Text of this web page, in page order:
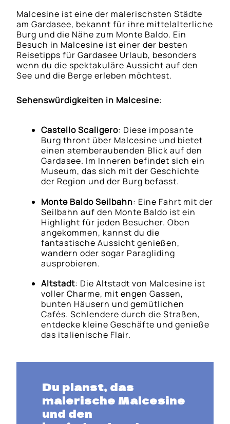
Malcesine ist eine der malerischsten Städte
am Gardasee, bekannt für ihre mittelalterliche
Burg und die Nähe zum Monte Baldo. Ein
Besuch in Malcesine ist einer der besten
Reisetipps für Gardasee Urlaub, besonders
wenn du die spektakuläre Aussicht auf den
See und die Berge erleben möchtest.
Sehenswürdigkeiten in Malcesine:
Castello Scaligero: Diese imposante
Burg thront über Malcesine und bietet
einen atemberaubenden Blick auf den
Gardasee. Im Inneren befindet sich ein
Museum, das sich mit der Geschichte
der Region und der Burg befasst.
Monte Baldo Seilbahn: Eine Fahrt mit der
Seilbahn auf den Monte Baldo ist ein
Highlight für jeden Besucher. Oben
angekommen, kannst du die
fantastische Aussicht genießen,
wandern oder sogar Paragliding
ausprobieren.
Altstadt: Die Altstadt von Malcesine ist
voller Charme, mit engen Gassen,
bunten Häusern und gemütlichen
Cafés. Schlendere durch die Straßen,
entdecke kleine Geschäfte und genieße
das italienische Flair.
Du planst, das
malerische Malcesine
und den